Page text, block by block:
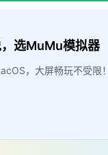
选MuMu模拟器
，大屏畅玩不受限！